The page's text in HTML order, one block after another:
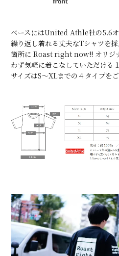
ベースにはUnited Athle社の5.6
繰り返し着れる丈夫なTシャツを
箇所に Roast right now!! オリジ
わず気軽に着こなしていただける
サイズはS～XLまでの４タイプをご